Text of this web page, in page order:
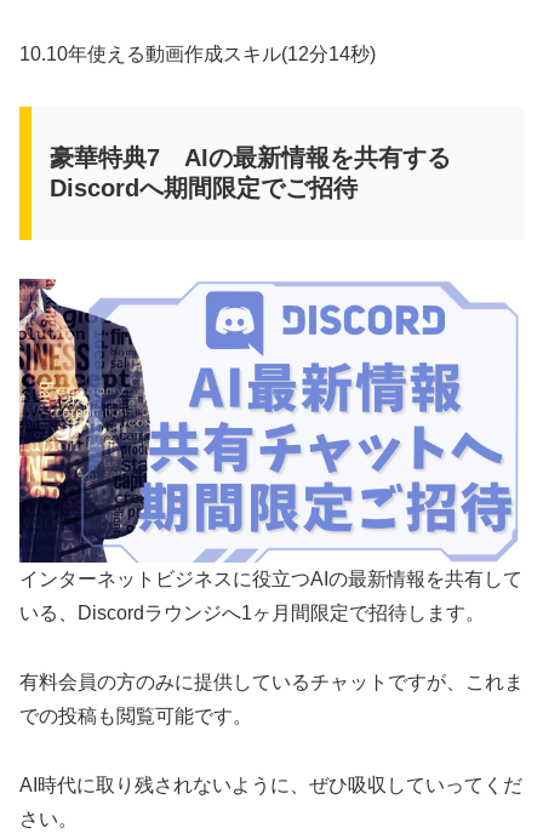
10.10年使える動画作成スキル(12分14秒)
豪華特典7 AIの最新情報を共有する
Discordへ期間限定でご招待
インターネットビジネスに役立つAIの最新情報を共有して
いる、Discordラウンジへ1ヶ月間限定で招待します。
有料会員の方のみに提供しているチャットですが、これま
での投稿も閲覧可能です。
AI時代に取り残されないように、ぜひ吸収していってくだ
さい。